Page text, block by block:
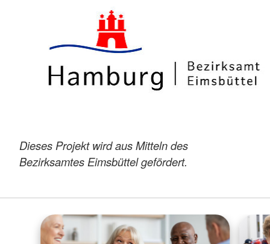
Dieses Projekt wird aus Mitteln des
Bezirksamtes Eimsbüttel gefördert.